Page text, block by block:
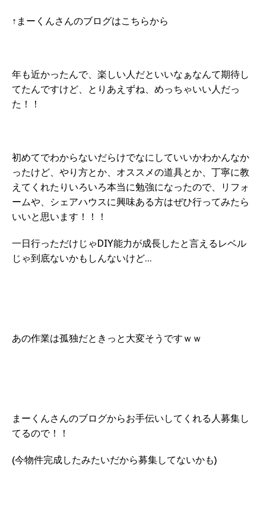
↑まーくんさんのブログはこちらから
年も近かったんで、楽しい人だといいなぁなんて期待し
てたんですけど、とりあえずね、めっちゃいい人だっ
た！！
初めてでわからないだらけでなにしていいかわかんなか
ったけど、やり方とか、オススメの道具とか、丁寧に教
えてくれたりいろいろ本当に勉強になったので、リフォ
ームや、シェアハウスに興味ある方はぜひ行ってみたら
いいと思います！！！
一日行っただけじゃDIY能力が成長したと言えるレベル
じゃ到底ないかもしんないけど…
あの作業は孤独だときっと大変そうですｗｗ
まーくんさんのブログからお手伝いしてくれる人募集し
てるので！！
(今物件完成したみたいだから募集してないかも)